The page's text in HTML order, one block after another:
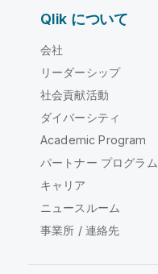
Qlik について
会社
リーダーシップ
社会貢献活動
ダイバーシティ
Academic Program
パートナー プログラム
キャリア
ニュースルーム
事業所 / 連絡先